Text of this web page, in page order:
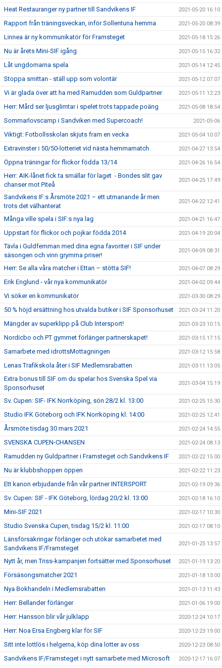
Heat Restauranger ny partner till Sandvikens IF 2021-05-20 16:10
Rapport från träningsveckan, inför Sollentuna hemma 2021-05-20 08:39
Linnea är ny kommunikatör för Framsteget 2021-05-18 15:26
Nu är årets Mini-SIF igång 2021-05-15 16:32
Låt ungdomarna spela 2021-05-14 12:45
Stoppa smittan - ställ upp som volontär 2021-05-12 07:07
Vi är glada över att ha med Ramudden som Guldpartner 2021-05-11 12:23
Herr: Mård ser ljusglimtar i spelet trots tappade poäng 2021-05-08 18:54
Sommarlovscamp i Sandviken med Supercoach! 2021-05-06
Viktigt: Fotbollsskolan skjuts fram en vecka 2021-05-04 10:07
Extravinster i 50/50-lotteriet vid nästa hemmamatch 2021-04-27 13:54
Öppna träningar för flickor födda 13/14 2021-04-26 16:54
Herr: AIK-lånet fick ta smällar för laget - Bondes slit gav
chanser mot Piteå
2021-04-25 17:49
Sandvikens IF:s Årsmöte 2021 – ett utmanande år men
trots det välhanterat
2021-04-22 12:41
Många ville spela i SIF:s nya lag 2021-04-21 16:47
Uppstart för flickor och pojkar födda 2014 2021-04-19 20:04
Tävla i Guldfemman med dina egna favoriter i SIF under
säsongen och vinn grymma priser!
2021-04-09 08:31
Herr: Se alla våra matcher i Ettan – stötta SIF! 2021-04-07 08:29
Erik Englund - vår nya kommunikatör 2021-04-02 09:44
Vi söker en kommunikatör 2021-03-30 08:29
50 % höjd ersättning hos utvalda butiker i SIF Sponsorhuset 2021-03-24 11:20
Mängder av superklipp på Club Intersport! 2021-03-23 10:15
Nordicbo och PT gymmet förlänger partnerskapet! 2021-03-15 17:15
Samarbete med idrottsMottagningen 2021-03-12 15:58
Lenas Trafikskola åter i SIF Medlemsrabatten 2021-03-11 13:05
Extra bonus till SIF om du spelar hos Svenska Spel via
Sponsorhuset
2021-03-04 15:19
Sv. Cupen: SIF- IFK Norrköping, sön 28/2 kl. 13:00 2021-02-25 15:30
Studio IFK Göteborg och IFK Norrköping kl. 14:00 2021-02-25 12:41
Årsmöte tisdag 30 mars 2021 2021-02-24 14:55
SVENSKA CUPEN-CHANSEN 2021-02-24 08:13
Ramudden ny Guldpartner i Framsteget och Sandvikens IF 2021-02-22 15:00
Nu är klubbshoppen öppen 2021-02-22 11:23
Ett kanon erbjudande från vår partner INTERSPORT 2021-02-19 09:36
Sv. Cupen: SIF - IFK Göteborg, lördag 20/2 kl. 13:00 2021-02-18 16:10
Mini-SIF 2021 2021-02-17 10:30
Studio Svenska Cupen, tisdag 15/2 kl. 11:00 2021-02-17 08:10
Länsförsäkringar förlänger och utökar samarbetet med
Sandvikens IF/Framsteget
2021-01-25 13:57
Nytt år, men Triss-kampanjen fortsätter med Sponsorhuset 2021-01-19 13:20
Försäsongsmatcher 2021 2021-01-18 13:00
Nya Bokhandeln i Medlemsrabatten 2021-01-13 11:43
Herr: Bellander förlänger 2021-01-06 19:00
Herr: Hansson blir vår julklapp 2020-12-24 10:17
Herr: Noa Ersa Engberg klar för SIF 2020-12-23 19:00
Sitt inte lottlös i helgerna, köp dina lotter av oss 2020-12-23 08:50
Sandvikens IF/Framsteget i nytt samarbete med Microsoft 2020-12-17 16:07